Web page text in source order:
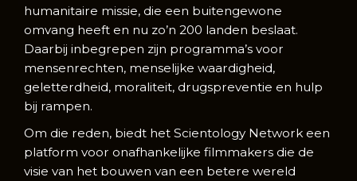
humanitaire missie, die een buitengewone
omvang heeft en nu zo’n 200 landen beslaat.
Daarbij inbegrepen zijn programma’s voor
mensenrechten, menselijke waardigheid,
geletterdheid, moraliteit, drugspreventie en hulp
bij rampen.
Om die reden, biedt het Scientology Network een
platform voor onafhankelijke filmmakers die de
visie van het bouwen van een betere wereld